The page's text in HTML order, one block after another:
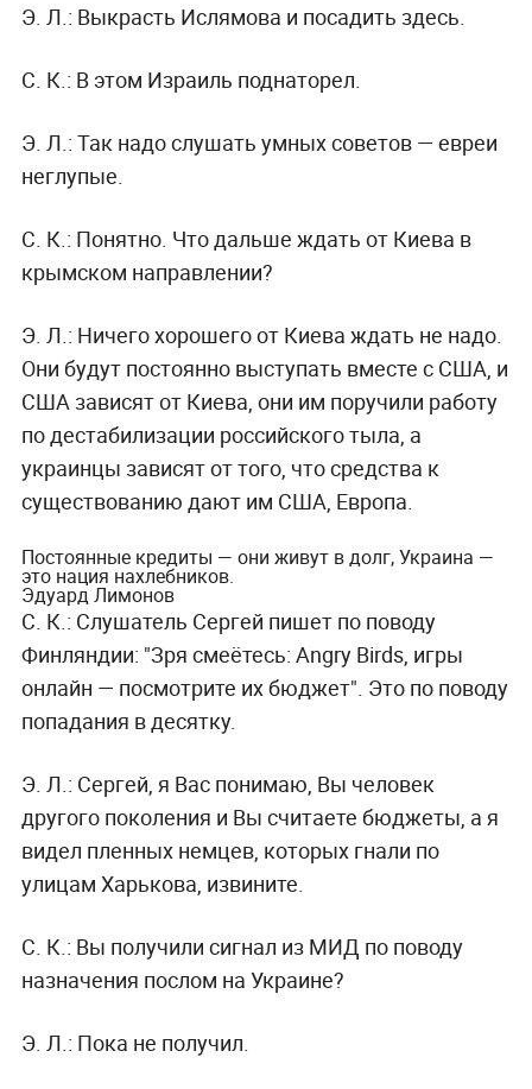
Э. Л.: Выкрасть Ислямова и посадить здесь.
С. К.: В этом Израиль поднаторел.
Э. Л.: Так надо слушать умных советов — евреи
неглупые.
С. К.: Понятно. Что дальше ждать от Киева в
крымском направлении?
Э. Л.: Ничего хорошего от Киева ждать не надо.
Они будут постоянно выступать вместе с США, и
США зависят от Киева, они им поручили работу
по дестабилизации российского тыла, а
украинцы зависят от того, что средства к
существованию дают им США, Европа.
Постоянные кредиты — они живут в долг, Украина —
это нация нахлебников.
Эдуард Лимонов
С. К.: Слушатель Сергей пишет по поводу
Финляндии: "Зря смеётесь: Angry Birds, игры
онлайн — посмотрите их бюджет". Это по поводу
попадания в десятку.
Э. Л.: Сергей, я Вас понимаю, Вы человек
другого поколения и Вы считаете бюджеты, а я
видел пленных немцев, которых гнали по
улицам Харькова, извините.
С. К.: Вы получили сигнал из МИД по поводу
назначения послом на Украине?
Э. Л.: Пока не получил.